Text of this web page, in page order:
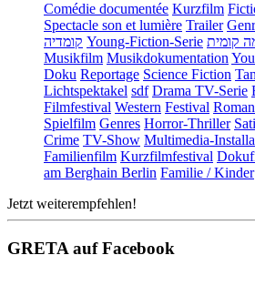
Comédie documentée Kurzfilm
Spectacle son et lumière Trailer
קומדיה Young-Fiction-Serie קומית
Musikfilm Musikdokumentation
Doku Reportage Science Fiction
Lichtspektakel sdf Drama TV-Serie
Filmfestival Western Festival
Spielfilm Genres Horror-Thriller
Crime TV-Show Multimedia-
Familienfilm Kurzfilmfestival
am Berghain Berlin Familie / Kinder
Jetzt weiterempfehlen!
GRETA auf Facebook